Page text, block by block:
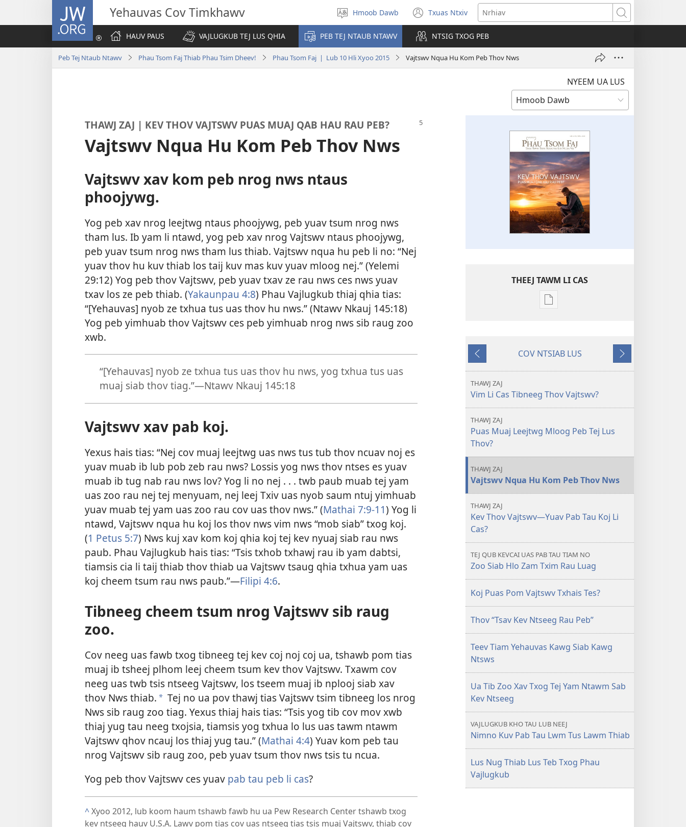
JW.ORG Yehauvas Cov Timkhawv
Xaiv
Yam
Lus
Hmoob Dawb Txuas Ntxiv
(opens
new
window)
Nrhiav
HAUV PAUS
VAJLUGKUB TEJ LUS QHIA PEB TEJ NTAUB NTAWV NTSIG TXOG PEB
Peb Tej Ntaub Ntawv Phau Tsom Faj Thiab Phau Tsim Dheev! Phau Tsom Faj | Lub 10 Hli Xyoo 2015 Vajtswv Nqua Hu Kom Peb Thov Nws
NYEEM UA LUS
THAWJ ZAJ | KEV THOV VAJTSWV PUAS MUAJ QAB HAU RAU PEB?
Vajtswv Nqua Hu Kom Peb Thov Nws
Vajtswv xav kom peb nrog nws ntaus
phoojywg.
Yog peb xav nrog leejtwg ntaus phoojywg, peb yuav tsum nrog nws
tham lus. Ib yam li ntawd, yog peb xav nrog Vajtswv ntaus phoojywg,
peb yuav tsum nrog nws tham lus thiab. Vajtswv nqua hu peb li no: “Nej
yuav thov hu kuv thiab los taij kuv mas kuv yuav mloog nej.” (Yelemi
29:12) Yog peb thov Vajtswv, peb yuav txav ze rau nws ces nws yuav
txav los ze peb thiab. (Yakaunpau 4:8) Phau Vajlugkub thiaj qhia tias:
“[Yehauvas] nyob ze txhua tus uas thov hu nws.” (Ntawv Nkauj 145:18)
Yog peb yimhuab thov Vajtswv ces peb yimhuab nrog nws sib raug zoo
xwb.
“[Yehauvas] nyob ze txhua tus uas thov hu nws, yog txhua tus uas
muaj siab thov tiag.”​—Ntawv Nkauj 145:18
Vajtswv xav pab koj.
Yexus hais tias: “Nej cov muaj leejtwg uas nws tus tub thov ncuav noj es
yuav muab ib lub pob zeb rau nws? Lossis yog nws thov ntses es yuav
muab ib tug nab rau nws lov? Yog li no nej . . . twb paub muab tej yam
uas zoo rau nej tej menyuam, nej leej Txiv uas nyob saum ntuj yimhuab
yuav muab tej yam uas zoo rau cov uas thov nws.” (Mathai 7:9-11) Yog li
ntawd, Vajtswv nqua hu koj los thov nws vim nws “mob siab” txog koj.
(1 Petus 5:7) Nws kuj xav kom koj qhia koj tej kev nyuaj siab rau nws
paub. Phau Vajlugkub hais tias: “Tsis txhob txhawj rau ib yam dabtsi,
tiamsis cia li taij thiab thov thiab ua Vajtswv tsaug qhia txhua yam uas
koj cheem tsum rau nws paub.”​—Filipi 4:6.
Tibneeg cheem tsum nrog Vajtswv sib raug
zoo.
Cov neeg uas fawb txog tibneeg tej kev coj noj coj ua, tshawb pom tias
muaj ib tsheej plhom leej cheem tsum kev thov Vajtswv. Txawm cov
neeg uas twb tsis ntseeg Vajtswv, los tseem muaj ib nplooj siab xav
thov Nws thiab. * Tej no ua pov thawj tias Vajtswv tsim tibneeg los nrog
Nws sib raug zoo tiag. Yexus thiaj hais tias: “Tsis yog tib cov mov xwb
thiaj yug tau neeg txojsia, tiamsis yog txhua lo lus uas tawm ntawm
Vajtswv qhov ncauj los thiaj yug tau.” (Mathai 4:4) Yuav kom peb tau
nrog Vajtswv sib raug zoo, peb yuav tsum thov nws tsis tu ncua.
Yog peb thov Vajtswv ces yuav pab tau peb li cas?
^Xyoo 2012, lub koom haum tshawb fawb hu ua Pew Research Center tshawb txog
kev ntseeg hauv U.S.A. Lawv pom tias cov uas ntseeg tias tsis muaj Vajtswv, thiab cov
THEEJ TAWM LI CAS
Theej
ntawv
PHAU
Kev
Thov
Muaj
Rau
Zaj
Ua
Ntej
COV NTSIAB LUS
Mus
Ntxiv
THAWJ ZAJ
Vim Li Cas Tibneeg Thov Vajtswv?
THAWJ ZAJ
Puas Muaj Leejtwg Mloog Peb Tej Lus
Thov?
THAWJ ZAJ
Vajtswv Nqua Hu Kom Peb Thov Nws
THAWJ ZAJ
Kev Thov Vajtswv—Yuav Pab Tau Koj Li
Cas?
TEJ QUB KEVCAI UAS PAB TAU TIAM NO
Zoo Siab Hlo Zam Txim Rau Luag
Koj Puas Pom Vajtswv Txhais Tes?
Thov “Tsav Kev Ntseeg Rau Peb”
Teev Tiam Yehauvas Kawg Siab Kawg
Ntsws
Ua Tib Zoo Xav Txog Tej Yam Ntawm Sab
Kev Ntseeg
VAJLUGKUB KHO TAU LUB NEEJ
Nimno Kuv Pab Tau Lwm Tus Lawm Thiab
Lus Nug Thiab Lus Teb Txog Phau
Vajlugkub